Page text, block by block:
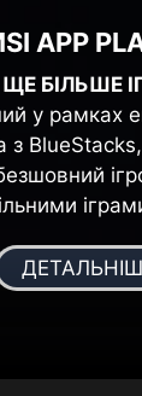
APP
ЩЕ БІЛЬШЕ
у рамках
з